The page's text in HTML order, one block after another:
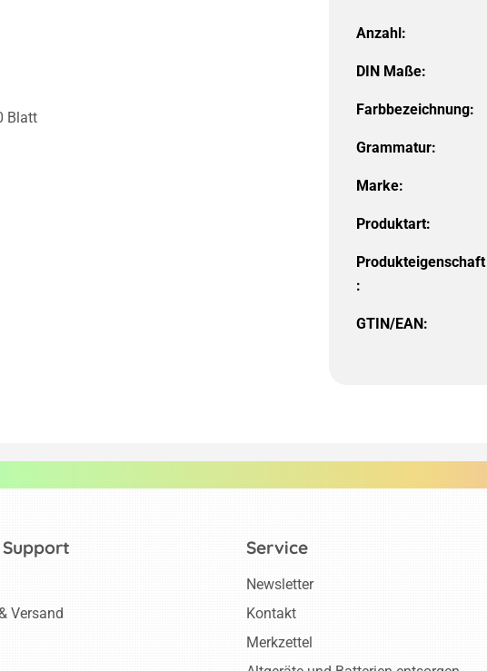
Blatt
Anzahl:
DIN Maße:
Farbbezeichnung:
Grammatur:
Marke:
Produktart:
Produkteigenschaft
:
GTIN/EAN:
Versand
Service
Newsletter
Kontakt
Merkzettel